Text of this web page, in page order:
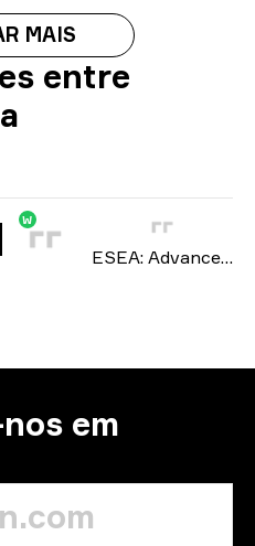
MAIS
entre
W
ESEA: Advanced Europe season 54 2025
em